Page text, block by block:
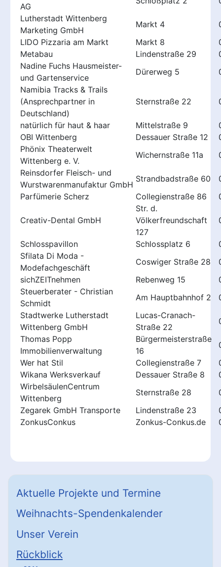
AG
Lutherstadt Wittenberg
Marketing GmbH
Markt 4
LIDO Pizzaria am Markt
Markt 8
Metabau
Lindenstraße 29
Nadine Fuchs Hausmeister-
und Gartenservice
Dürerweg 5
Namibia Tracks & Trails
(Ansprechpartner in
Deutschland)
Sternstraße 22
natürlich für haut & haar Mittelstraße 9
OBI Wittenberg
Dessauer Straße 12
Phönix Theaterwelt
Wittenberg e. V.
Wichernstraße 11a
Reinsdorfer Fleisch- und
Wurstwarenmanufaktur GmbH
Strandbadstraße 60
Parfümerie Scherz
Collegienstraße 86
Creativ-Dental GmbH
Str. d.
Völkerfreundschaft
127
Schlosspavillon Schlossplatz 6
Sfilata Di Moda -
Modefachgeschäft
Coswiger Straße 28
sichZEITnehmen
Rebenweg 15
Steuerberater - Christian
Schmidt
Am Hauptbahnhof 2
Stadtwerke Lutherstadt
Wittenberg GmbH
Lucas-Cranach-
Straße 22
Thomas Popp
Immobilienverwaltung
Bürgermeisterstraße
16
Wer hat Stil
Collegienstraße 7
Wikana Werksverkauf
Dessauer Straße 8
WirbelsäulenCentrum
Wittenberg
Sternstraße 28
Zegarek GmbH Transporte
Lindenstraße 23
ZonkusConkus
Zonkus-Conkus.de
Aktuelle Projekte und Termine
Weihnachts-Spendenkalender
Unser Verein
Rückblick